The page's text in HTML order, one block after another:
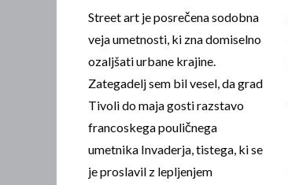
Street art je posrečena sodobna
veja umetnosti, ki zna domiselno
ozaljšati urbane krajine.
Zategadelj sem bil vesel, da grad
Tivoli do maja gosti razstavo
francoskega pouličnega
umetnika Invaderja, tistega, ki se
je proslavil z lepljenjem